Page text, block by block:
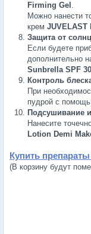
Firming Gel .
Можно нанести
крем JUVELAST
Защита от
Если будете
дополнительно
Sunbrella SPF 30
Контроль
При
пудрой с
Подсушивание
Нанесите
Lotion Demi
Купить
(В корзину будут